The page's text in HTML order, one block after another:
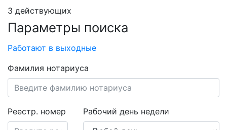
3 действующих
Параметры поиска
Работают в выходные
Фамилия нотариуса
Реестр. номер Рабочий день недели